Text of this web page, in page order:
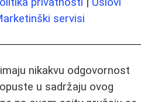
servisi
nikakvu odgovornost
u sadržaju ovog